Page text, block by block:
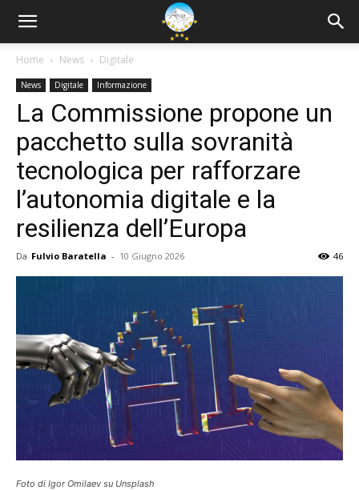
Home News Digitale
News Digitale Informazione
La Commissione propone un
pacchetto sulla sovranità
tecnologica per rafforzare
l’autonomia digitale e la
resilienza dell’Europa
Da Fulvio Baratella - 10 Giugno 2026 46
Foto di Igor Omilaev su Unsplash